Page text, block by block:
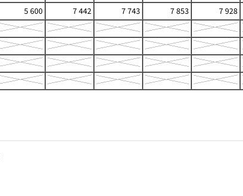
5 600 7 442 7 743 7 853 7 928